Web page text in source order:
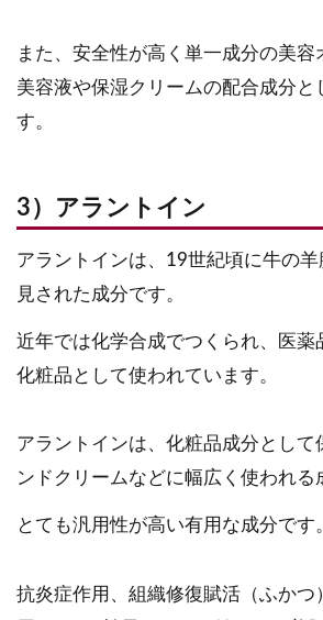
また、安全性が高く単一成分の美容
美容液や保湿クリームの配合成分と
す。
3）アラントイン
アラントインは、19世紀頃に牛の
見された成分です。
近年では化学合成でつくられ、医薬
化粧品として使われています。
アラントインは、化粧品成分として
ンドクリームなどに幅広く使われる
とても汎用性が高い有用な成分です
抗炎症作用、組織修復賦活（ふかつ